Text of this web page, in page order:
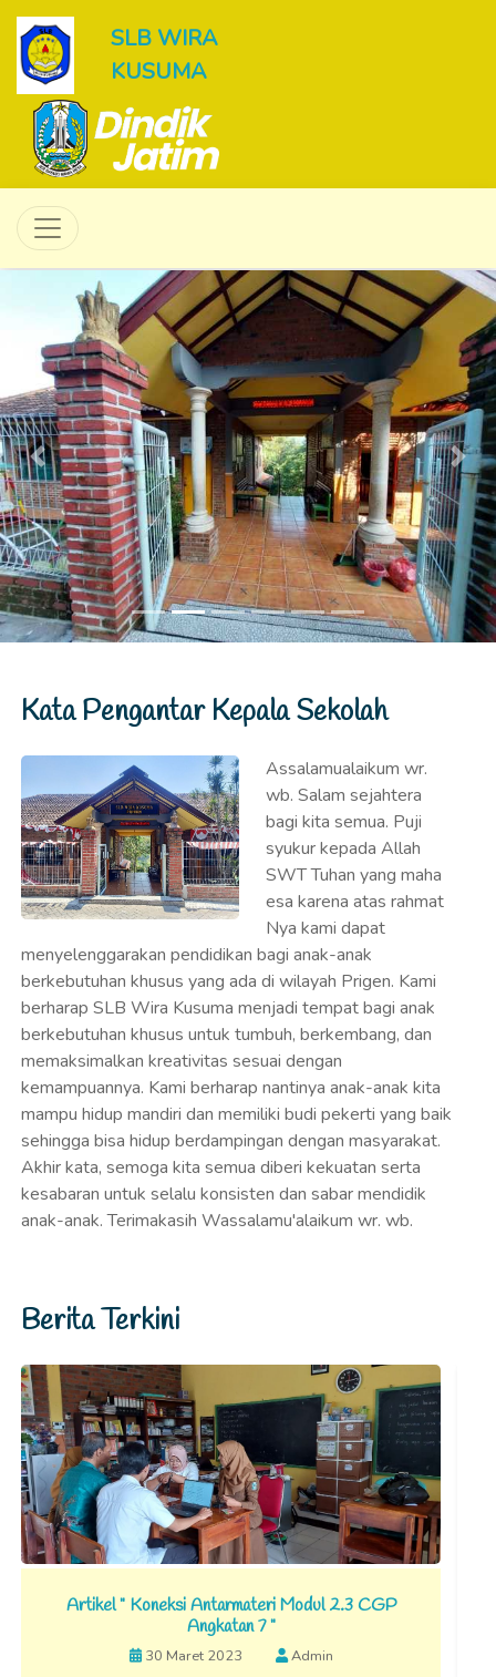
SLB WIRA
KUSUMA
Previous Next
Kata Pengantar Kepala Sekolah
Assalamualaikum wr.
wb. Salam sejahtera
bagi kita semua. Puji
syukur kepada Allah
SWT Tuhan yang maha
esa karena atas rahmat
Nya kami dapat
menyelenggarakan pendidikan bagi anak-anak
berkebutuhan khusus yang ada di wilayah Prigen. Kami
berharap SLB Wira Kusuma menjadi tempat bagi anak
berkebutuhan khusus untuk tumbuh, berkembang, dan
memaksimalkan kreativitas sesuai dengan
kemampuannya. Kami berharap nantinya anak-anak kita
mampu hidup mandiri dan memiliki budi pekerti yang baik
sehingga bisa hidup berdampingan dengan masyarakat.
Akhir kata, semoga kita semua diberi kekuatan serta
kesabaran untuk selalu konsisten dan sabar mendidik
anak-anak. Terimakasih Wassalamu'alaikum wr. wb.
Berita Terkini
Artikel " Koneksi Antarmateri Modul 2.3 CGP
Angkatan 7 "
30 Maret 2023 Admin